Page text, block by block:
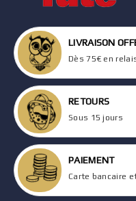
LIVRAISON
Dès 75€ en
RETOURS
Sous 15 jours
PAIEMENT
Carte bancaire